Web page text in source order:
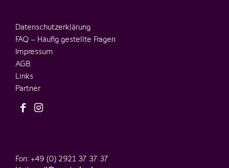
Datenschutzerklärung
FAQ – Häufig gestellte Fragen
Impressum
AGB
Links
Partner
Fon: +49 (0) 2921 37 37 37